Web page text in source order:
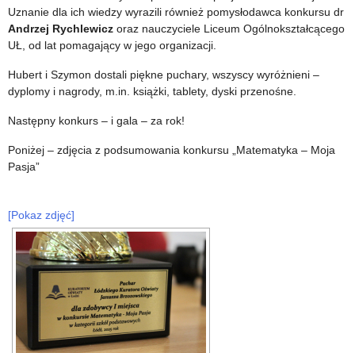
Uznanie dla ich wiedzy wyrazili również pomysłodawca konkursu dr
Andrzej Rychlewicz oraz nauczyciele Liceum Ogólnokształcącego
UŁ, od lat pomagający w jego organizacji.
Hubert i Szymon dostali piękne puchary, wszyscy wyróżnieni –
dyplomy i nagrody, m.in. książki, tablety, dyski przenośne.
Następny konkurs – i gala – za rok!
Poniżej – zdjęcia z podsumowania konkursu „Matematyka – Moja
Pasja”
[Pokaz zdjęć]